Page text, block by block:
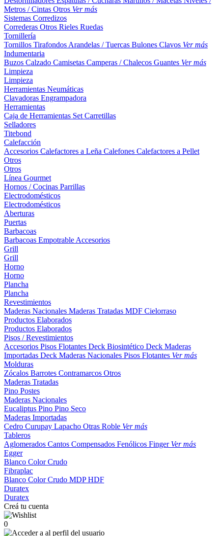
Metros / Cintas Otros Ver más
Sistemas Corredizos
Correderas Otros Rieles Ruedas
Tornillería
Tornillos Tirafondos Arandelas / Tuercas Bulones Clavos Ver más
Indumentaria
Buzos Calzado Camisetas Camperas / Chalecos Guantes Ver más
Limpieza
Limpieza
Herramientas Neumáticas
Clavadoras Engrampadora
Herramientas
Caja de Herramientas Set Carretillas
Selladores
Titebond
Calefacción
Accesorios Calefactores a Leña Calefones Calefactores a Pellet
Otros
Otros
Línea Gourmet
Hornos / Cocinas Parrillas
Electrodomésticos
Electrodomésticos
Aberturas
Puertas
Barbacoas
Barbacoas Empotrable Accesorios
Grill
Grill
Horno
Horno
Plancha
Plancha
Revestimientos
Maderas Nacionales Maderas Tratadas MDF Cielorraso
Productos Elaborados
Productos Elaborados
Pisos / Revestimientos
Accesorios Pisos Flotantes Deck Biosintético Deck Maderas
Importadas Deck Maderas Nacionales Pisos Flotantes Ver más
Molduras
Zócalos Barrotes Contramarcos Otros
Maderas Tratadas
Pino Postes
Maderas Nacionales
Eucaliptus Pino Pino Seco
Maderas Importadas
Cedro Curupay Lapacho Otras Roble Ver más
Tableros
Aglomerados Cantos Compensados Fenólicos Finger Ver más
Egger
Blanco ColorCrudo
Fibraplac
Blanco ColorCrudo MDPHDF
Duratex
Duratex
Creá tu cuenta
0